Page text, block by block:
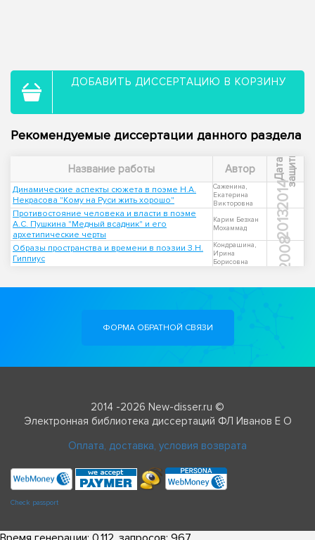
ДОБАВИТЬ ДИССЕРТАЦИЮ В КОРЗИНУ
Рекомендуемые диссертации данного раздела
Название работы Автор Д
а
т
а
з
а
щ
и
т ы
Динамические аспекты сюжета в поэме Н.А.
Некрасова "Кому на Руси жить хорошо"
Саженина,
Екатерина
Викторовна
2014
Противостояние человека и власти в поэме
А.С. Пушкина "Медный всадник" и его
архетипические черты
Карим Безхан
Мохаммад
2013
Образы пространства и времени в поэзии З.Н.
Гиппиус
Кондрашина,
Ирина
Борисовна
2008
ФОРМА ОБРАТНОЙ СВЯЗИ
2014 -2026 New-disser.ru ©
Электронная библиотека диссертаций ФЛ Иванов Е О
Оплата, доставка, условия возврата
Check passport